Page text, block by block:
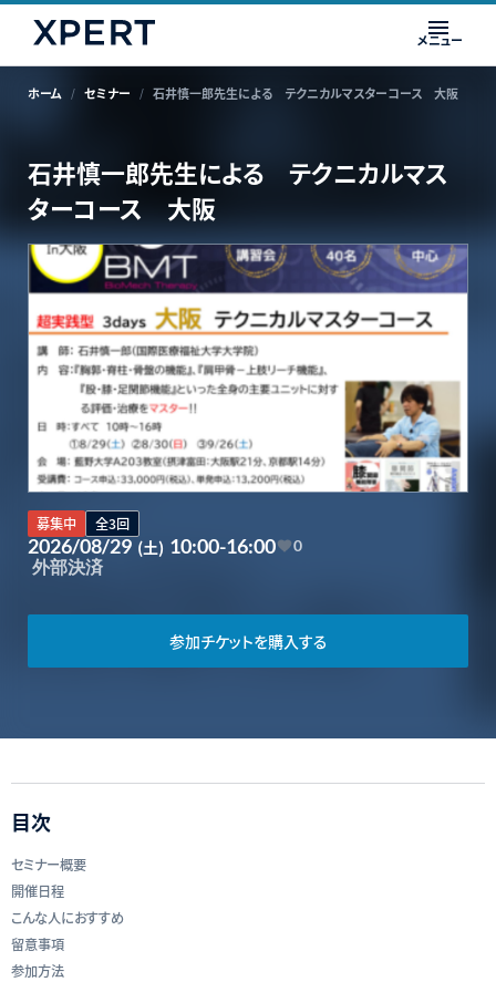
メニュー
ホーム セミナー 石井慎一郎先生による テクニカルマスターコース 大阪
石井慎一郎先生による テクニカルマス
ターコース 大阪
募集中 全3回
2026/08/29 (土) 10:00-16:00 0
外部決済
参加チケットを購入する
目次
セミナー概要
開催日程
こんな人におすすめ
留意事項
参加方法